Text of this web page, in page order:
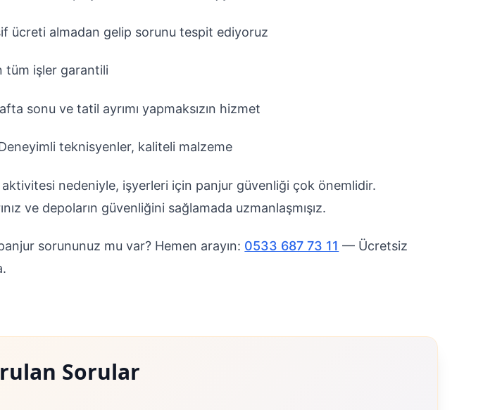
ücreti almadan gelip sorunu tespit ediyoruz
tüm işler garantili
sonu ve tatil ayrımı yapmaksızın hizmet
teknisyenler, kaliteli malzeme
nedeniyle, işyerleri için panjur güvenliği çok önemlidir.
ve depoların güvenliğini sağlamada uzmanlaşmışız.
sorununuz mu var? Hemen arayın: 0533 687 73 11 — Ücretsiz
Sorular